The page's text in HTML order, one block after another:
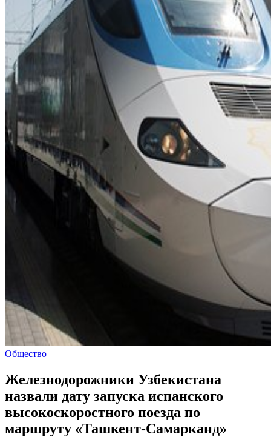
Общество
Железнодорожники Узбекистана
назвали дату запуска испанского
высокоскоростного поезда по
маршруту «Ташкент-Самарканд»